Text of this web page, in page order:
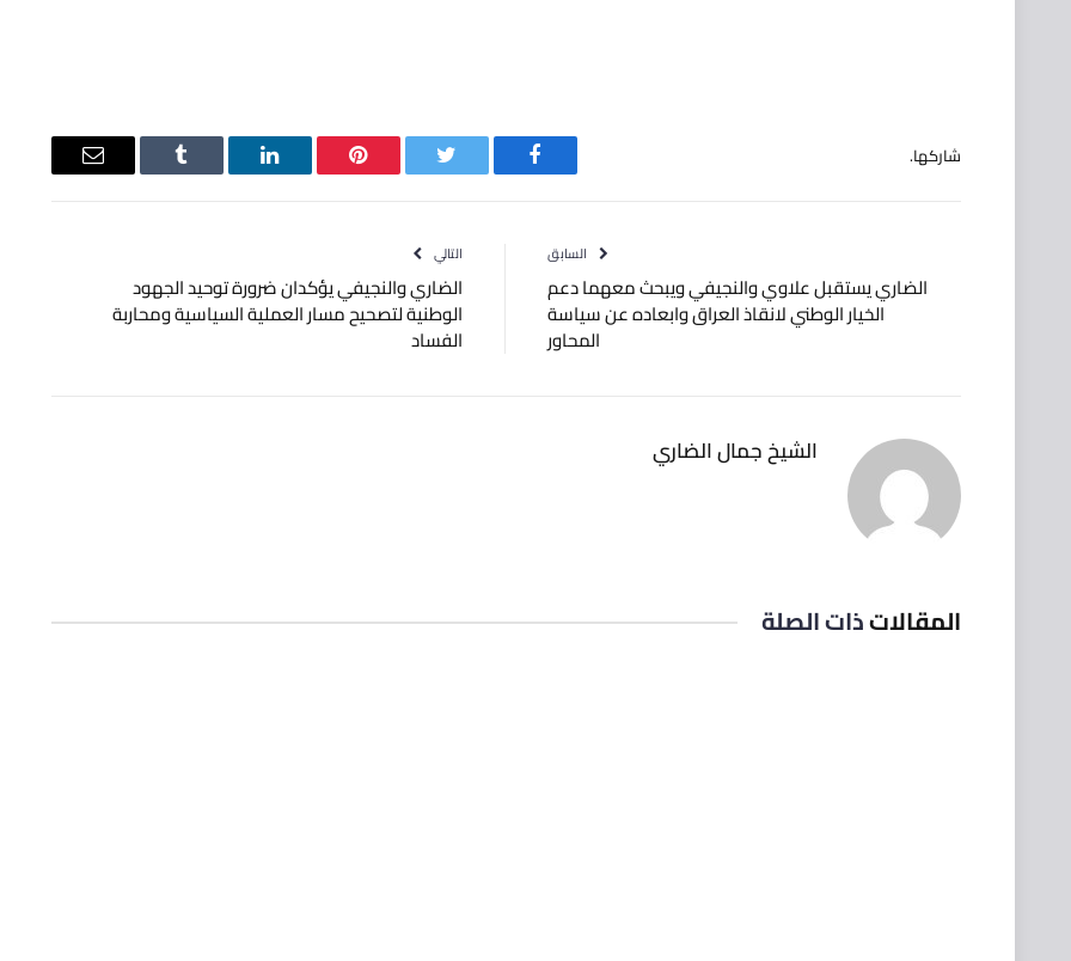
شاركها.
فيسبوك تويتر بينتيريستلينكدإن Tumblr
البريد
السابق
الضاري يستقبل علاوي والنجيفي ويبحث معهما دعم
الخيار الوطني لانقاذ العراق وابعاده عن سياسة
المحاور
التالي
الضاري والنجيفي يؤكدان ضرورة توحيد الجهود
الوطنية لتصحيح مسار العملية السياسية ومحاربة
الفساد
الشيخ جمال الضاري
المقالاتذات الصلة